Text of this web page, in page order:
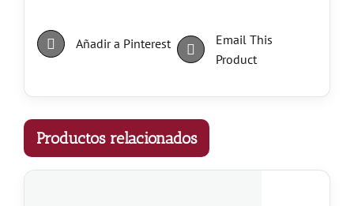
Añadir a Pinterest
Email This
Product
Productos relacionados